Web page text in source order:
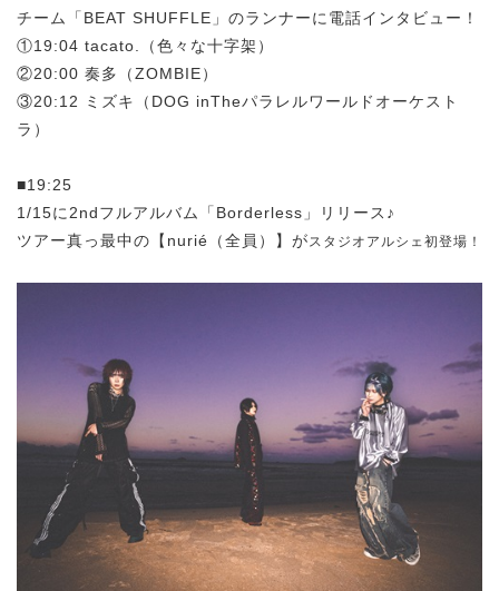
チーム「BEAT SHUFFLE」のランナーに電話インタビュー！
①19:04 tacato.（色々な十字架）
②20:00 奏多（ZOMBIE）
③20:12 ミズキ（DOG inTheパラレルワールドオーケスト
ラ）
■19:25
1/15に2ndフルアルバム「Borderless」リリース♪
ツアー真っ最中の【nurié（全員）】が スタジオアルシェ初登場！